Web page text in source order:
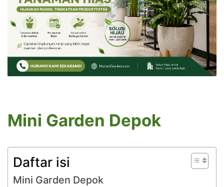
Mini Garden Depok
Daftar isi
Mini Garden Depok